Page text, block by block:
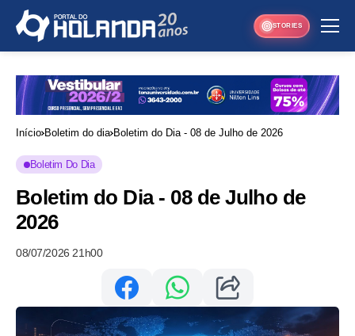
STORIES
Início Boletim do dia Boletim do Dia - 08 de Julho de 2026
Boletim Do Dia
Boletim do Dia - 08 de Julho de
2026
08/07/2026 21h00